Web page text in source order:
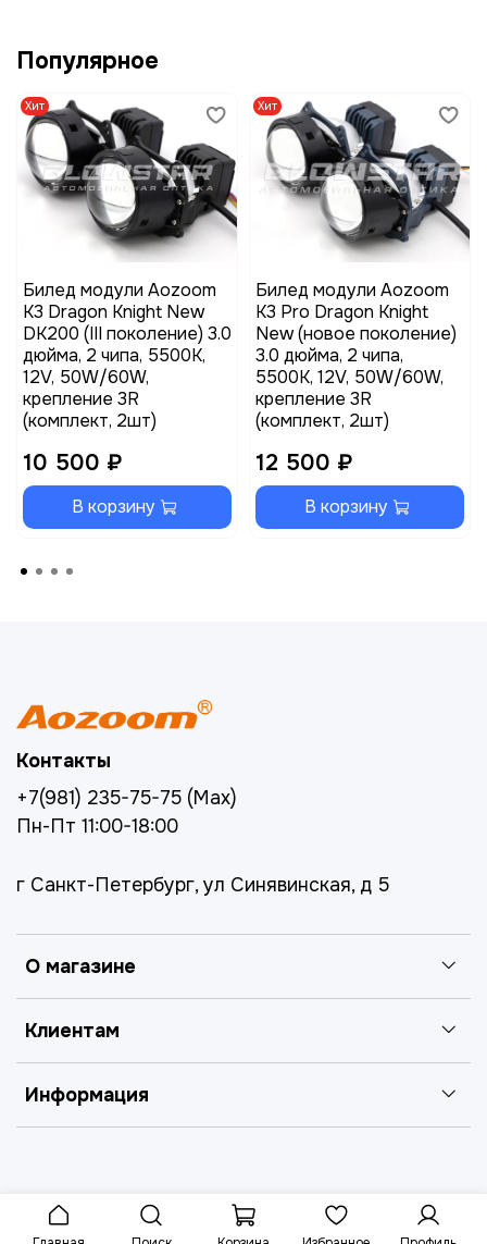
Популярное
Хит
Билед модули Aozoom
K3 Dragon Knight New
DK200 (III поколение) 3.0
дюйма, 2 чипа, 5500K,
12V, 50W/60W,
крепление 3R
(комплект, 2шт)
10 500 ₽
В корзину
Хит
Билед модули Aozoom
K3 Pro Dragon Knight
New (новое поколение)
3.0 дюйма, 2 чипа,
5500K, 12V, 50W/60W,
крепление 3R
(комплект, 2шт)
12 500 ₽
В корзину
О магазине
Клиентам
Информация
Контакты
+7(981) 235-75-75 (Max)
Пн-Пт 11:00-18:00
г Санкт-Петербург, ул Синявинская, д 5